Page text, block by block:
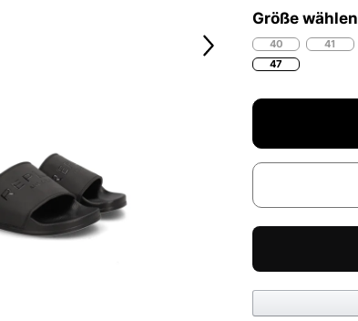
Größe wählen
40 41
47